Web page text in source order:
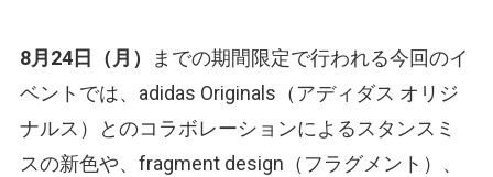
8月24日（月）
までの期間限定で行われる今回のイ
ベントでは、adidas Originals（アディダス オリジ
ナルス）とのコラボレーションによるスタンスミ
スの新色や、fragment design（フラグメント）、